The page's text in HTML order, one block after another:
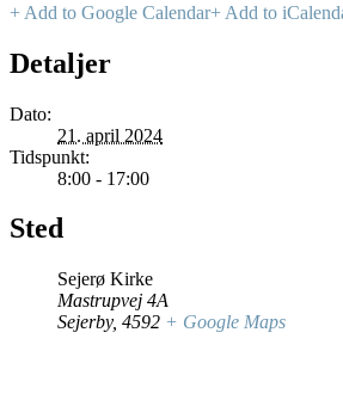
+ Add to Google Calendar+ Add to
Detaljer
Dato:
21. april 2024
Tidspunkt:
8:00 - 17:00
Sted
Sejerø Kirke
Mastrupvej 4A
Sejerby, 4592 + Google Maps